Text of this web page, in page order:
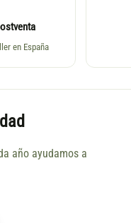
en España
año ayudamos a